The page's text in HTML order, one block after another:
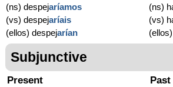
(ns) despejaríamos
(vs) despejaríais
(ellos) despejarían
(ns)
(vs)
Subjunctive
Present Past